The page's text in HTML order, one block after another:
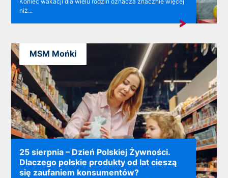
niż...
25 sierpnia – Dzień Polskiej Żywności.
Dlaczego polskie produkty od lat cieszą
się zaufaniem konsumentów?
MSM Mońki